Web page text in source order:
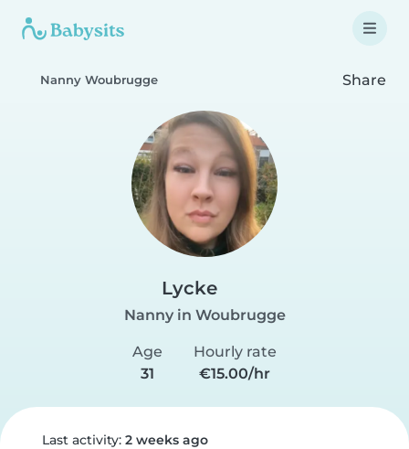
Nanny Woubrugge Share
Lycke
Nanny in Woubrugge
Age
31
Hourly rate
€15.00/hr
Last activity: 2 weeks ago